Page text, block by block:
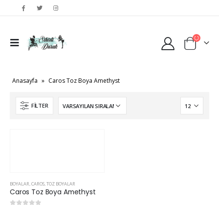
Anasayfa » Caros Toz Boya Amethyst
FILTER
BOYALAR,CAROS,TOZ BOYALAR
Caros Toz Boya Amethyst